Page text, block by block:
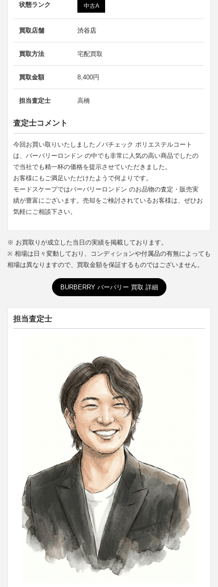
状態ランク 中古A
買取店舗 渋谷店
買取方法 宅配買取
買取金額 8,400円
担当査定士 高橋
査定士コメント
今回お買い取りいたしましたノバチェック ポリエステルコート
は、バーバリーロンドン の中でも非常に人気の高い商品でしたの
で当社でも精一杯の価格を提示させていただきました。
お客様にもご満足いただけたようで何よりです。
モードスケープではバーバリーロンドン のお品物の査定・販売実
績が豊富にございます。売却をご検討されているお客様は、ぜひお
気軽にご相談下さい。
※ お買取りが成立した当日の実績を掲載しております。
※ 相場は日々変動しており、コンディションや付属品の有無によっても
相場は異なりますので、買取金額を保証するものではございません。
BURBERRY バーバリー 買取 詳細
担当査定士